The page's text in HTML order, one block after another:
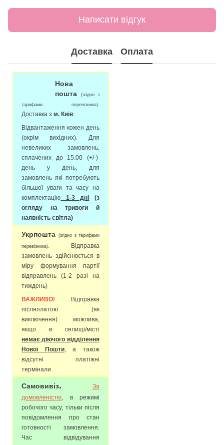
Написати відгук
Доставка Оплата
Нова
пошта
(згідно з
тарифами перевізника).
Доставка зм. Київ
Відвантаження кожен день
(окрім вихідних). Для
невеликих замовлень,
сплачених до 15.00 (+/-)
день у день, для
замовлень які потребують
більшої уваги та часу на
комплектацію 1-3 дні (з
огляду на тривоги й
наявність світла)
Укрпошта (згідно з тарифами
перевізника).
Відправка
замовлень здійснюється в
міру формування партії
відправлень (1-2 разі на
тиждень)
ВАЖЛИВО! Відправка
післяплатою (як
виключення) можлива,
якщо в селищі/місті
немає діючого відділення
Нової Пошти, а також
відсутні платіжні
термінали
Самовивіз.
За
домовленістю , в режимі
робочого часу, тільки після
повідомлення про стан
готовності замовлення.
Час відвідування